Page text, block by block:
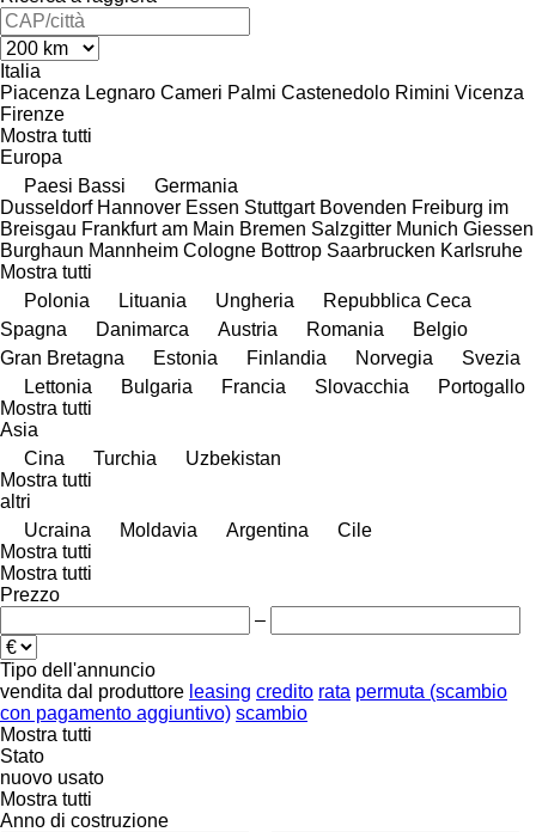
Italia
Piacenza Legnaro Cameri Palmi Castenedolo Rimini Vicenza
Firenze
Mostra tutti
Europa
Paesi Bassi
Germania
Dusseldorf Hannover Essen Stuttgart Bovenden Freiburg im
Breisgau Frankfurt am Main Bremen Salzgitter Munich Giessen
Burghaun Mannheim Cologne Bottrop Saarbrucken Karlsruhe
Mostra tutti
Polonia
Lituania Ungheria
Repubblica Ceca
Spagna
Danimarca Austria Romania
Belgio
Gran Bretagna
Estonia Finlandia Norvegia
Svezia
Lettonia
Bulgaria Francia Slovacchia
Portogallo
Mostra tutti
Asia
Cina
Turchia
Uzbekistan
Mostra tutti
altri
Ucraina
Moldavia Argentina
Cile
Mostra tutti
Mostra tutti
Prezzo
–
Tipo dell'annuncio
vendita dal produttore leasing credito rata permuta (scambio
con pagamento aggiuntivo) scambio
Mostra tutti
Stato
nuovo usato
Mostra tutti
Anno di costruzione